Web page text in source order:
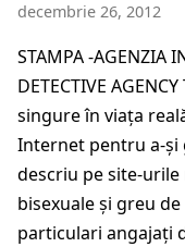
decembrie 26, 2012
STAMPA -AGENZIA
DETECTIVE
singure în viaţa
Internet pentru a-şi
descriu pe site-
bisexuale şi greu
particulari angajaţi